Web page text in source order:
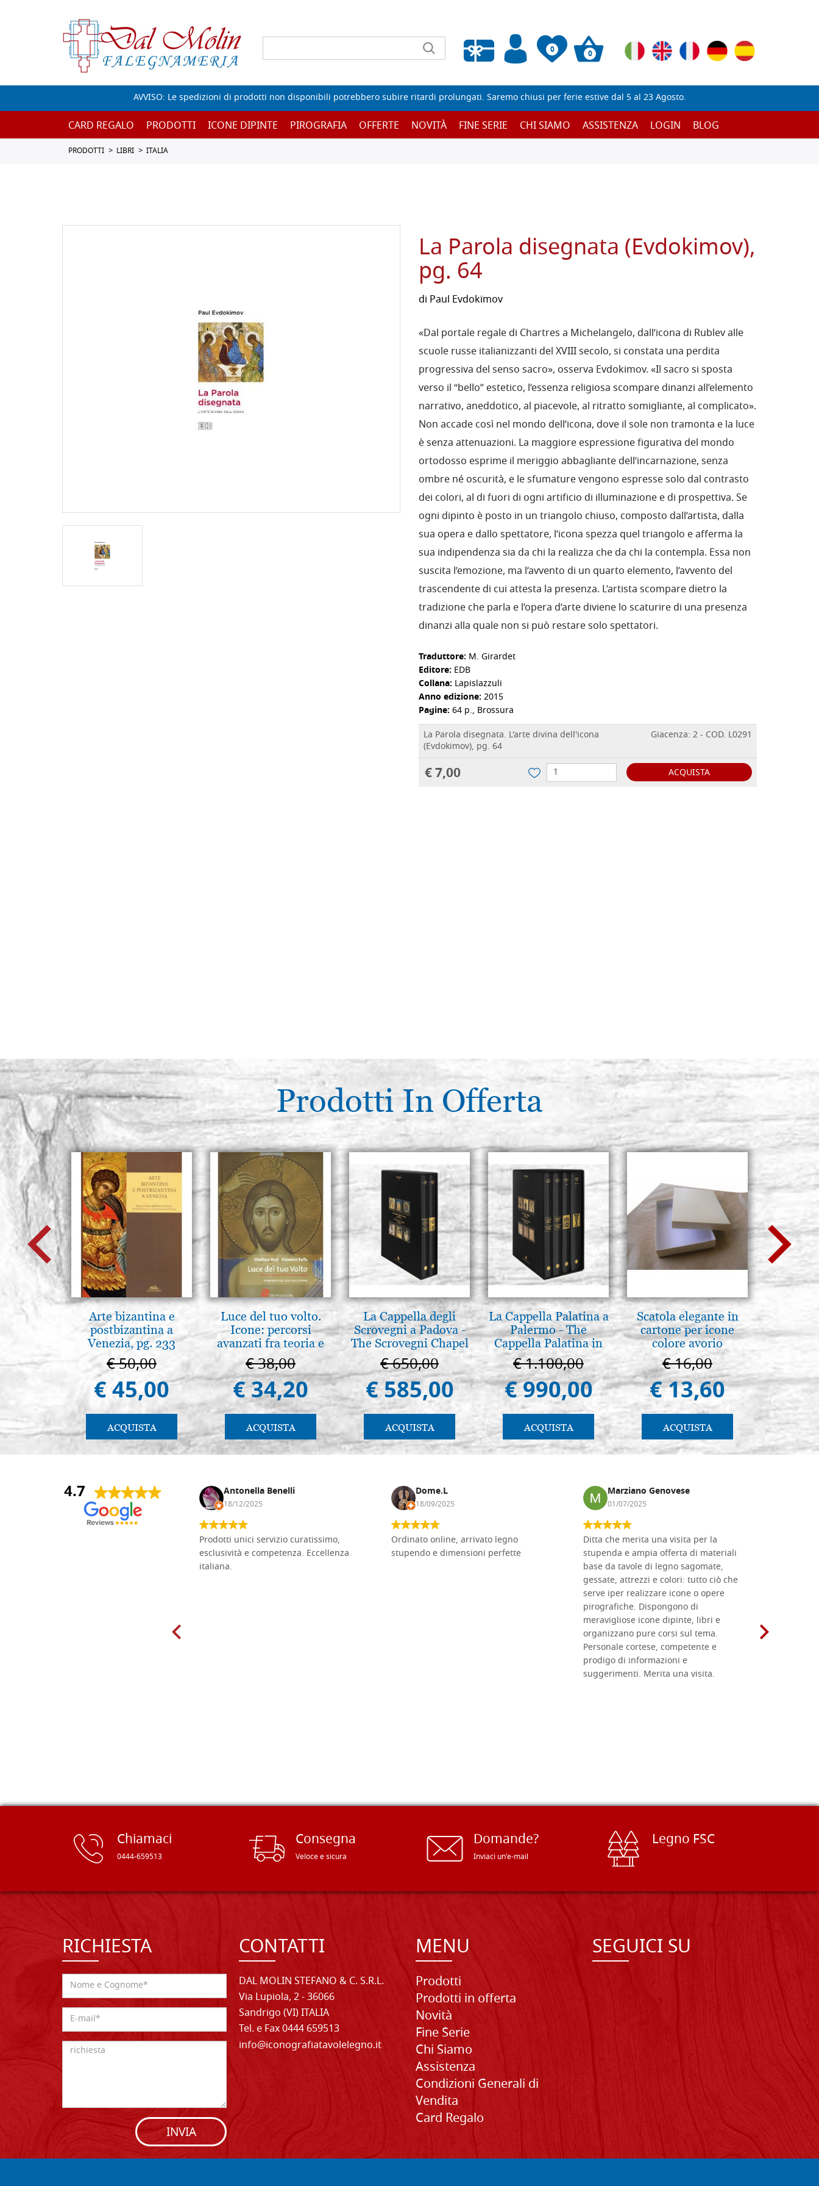
0
Wishlist vuota
0
AVVISO: Le spedizioni di prodotti non disponibili potrebbero subire ritardi prolungati. Saremo chiusi per ferie estive dal 5 al 23 Agosto.
CARD REGALO PRODOTTI ICONE DIPINTE PIROGRAFIA OFFERTE NOVITÀ FINE SERIE CHI SIAMO ASSISTENZA LOGIN BLOG
PRODOTTI LIBRI ITALIA
La Parola disegnata (Evdokimov),
pg. 64
di Paul Evdokïmov
«Dal portale regale di Chartres a Michelangelo, dall’icona di Rublev alle
scuole russe italianizzanti del XVIII secolo, si constata una perdita
progressiva del senso sacro», osserva Evdokimov. «Il sacro si sposta
verso il “bello” estetico, l’essenza religiosa scompare dinanzi all’elemento
narrativo, aneddotico, al piacevole, al ritratto somigliante, al complicato».
Non accade così nel mondo dell’icona, dove il sole non tramonta e la luce
è senza attenuazioni. La maggiore espressione figurativa del mondo
ortodosso esprime il meriggio abbagliante dell’incarnazione, senza
ombre né oscurità, e le sfumature vengono espresse solo dal contrasto
dei colori, al di fuori di ogni artificio di illuminazione e di prospettiva. Se
ogni dipinto è posto in un triangolo chiuso, composto dall’artista, dalla
sua opera e dallo spettatore, l’icona spezza quel triangolo e afferma la
sua indipendenza sia da chi la realizza che da chi la contempla. Essa non
suscita l’emozione, ma l’avvento di un quarto elemento, l’avvento del
trascendente di cui attesta la presenza. L’artista scompare dietro la
tradizione che parla e l’opera d’arte diviene lo scaturire di una presenza
dinanzi alla quale non si può restare solo spettatori.
Traduttore: M. Girardet
Editore: EDB
Collana: Lapislazzuli
Anno edizione: 2015
Pagine: 64 p., Brossura
La Parola disegnata. L'arte divina dell'icona
(Evdokimov), pg. 64
Giacenza: 2 - COD. L0291
€ 7,00 ACQUISTA
Prodotti In Offerta
Arte bizantina e
postbizantina a
Venezia, pg. 233
€ 50,00
€ 45,00
ACQUISTA
Luce del tuo volto.
Icone: percorsi
avanzati fra teoria e
pratica. pg. 430
€ 38,00
€ 34,20
ACQUISTA
La Cappella degli
Scrovegni a Padova -
The Scrovegni Chapel
in Padua
€ 650,00
€ 585,00
ACQUISTA
La Cappella Palatina a
Palermo - The
Cappella Palatina in
Palermo
€ 1.100,00
€ 990,00
ACQUISTA
Scatola elegante in
cartone per icone
colore avorio
€ 16,00
€ 13,60
ACQUISTA
antico
€
4.7
Andrea Monguzzi Antonella Benelli
18/12/2025
Prodotti unici servizio curatissimo,
esclusività e competenza. Eccellenza
italiana.
Dome.L
18/09/2025
Ordinato online, arrivato legno
stupendo e dimensioni perfette
Marziano Genovese
01/07/2025
Ditta che merita una visita per la
stupenda e ampia offerta di materiali
base da tavole di legno sagomate,
gessate, attrezzi e colori: tutto ciò che
serve iper realizzare icone o opere
pirografiche. Dispongono di
meravigliose icone dipinte, libri e
organizzano pure corsi sul tema.
Personale cortese, competente e
prodigo di informazioni e
suggerimenti. Merita una visita.
Chiamaci
0444-659513
Consegna
Veloce e sicura
Domande?
Inviaci un'e-mail
Legno FSC
RICHIESTA
INVIA
CONTATTI
DAL MOLIN STEFANO & C. S.R.L.
Via Lupiola, 2 - 36066
Sandrigo (VI) ITALIA
Tel. e Fax 0444 659513
info@iconografiatavolelegno.it
MENU
Prodotti
Prodotti in offerta
Novità
Fine Serie
Chi Siamo
Assistenza
Condizioni Generali di
Vendita
Card Regalo
SEGUICI SU